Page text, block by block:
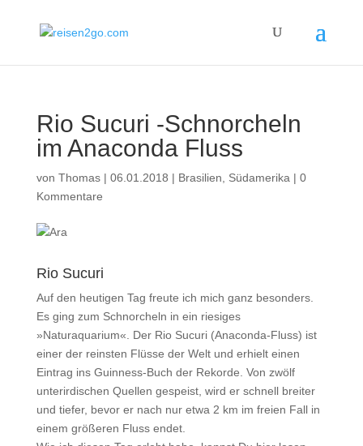
Rio Sucuri -Schnorcheln
im Anaconda Fluss
von Thomas| 06.01.2018 | Brasilien Südamerika | 0
Kommentare
Rio Sucuri
Auf den heutigen Tag freute ich mich ganz besonders.
Es ging zum Schnorcheln in ein riesiges
»Naturaquarium«. Der Rio Sucuri (Anaconda-Fluss) ist
einer der reinsten Flüsse der Welt und erhielt einen
Eintrag ins Guinness-Buch der Rekorde. Von zwölf
unterirdischen Quellen gespeist, wird er schnell breiter
und tiefer, bevor er nach nur etwa 2 km im freien Fall in
einem größeren Fluss endet.